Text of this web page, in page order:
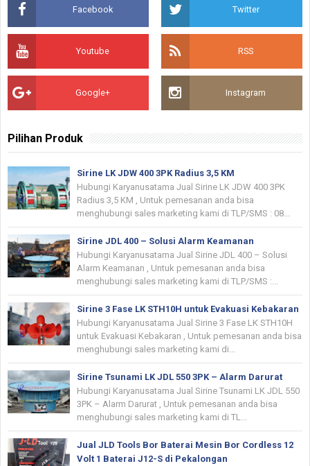
Facebook Twitter
Youtube RSS
Google+ Instagram
Pilihan Produk
Sirine LK JDW 400 3PK Radius 3,5 KM
Hubungi Karyanusatama Jual Sirine LK JDW 400 3PK
Radius 3,5 KM , Untuk pemesanan anda bisa
menghubungi sales marketing kami di TLP/SMS : 08...
Sirine JDL 400 – Solusi Alarm Keamanan
Hubungi Karyanusatama Jual Sirine JDL 400 – Solusi
Alarm Keamanan , Untuk pemesanan anda bisa
menghubungi sales marketing kami di TLP/SMS :...
Sirine 3 Fase LK STH10H untuk Evakuasi Kebakaran
Hubungi Karyanusatama Jual Sirine 3 Fase LK STH10H
untuk Evakuasi Kebakaran , Untuk pemesanan anda bisa
menghubungi sales marketing kami di...
Sirine Tsunami LK JDL 550 3PK – Alarm Darurat
Hubungi Karyanusatama Jual Sirine Tsunami LK JDL 550
3PK – Alarm Darurat , Untuk pemesanan anda bisa
menghubungi sales marketing kami di TL...
Jual JLD Tools Bor Baterai Mesin Bor Cordless 12
Volt 1 Baterai J12-S di Pekalongan